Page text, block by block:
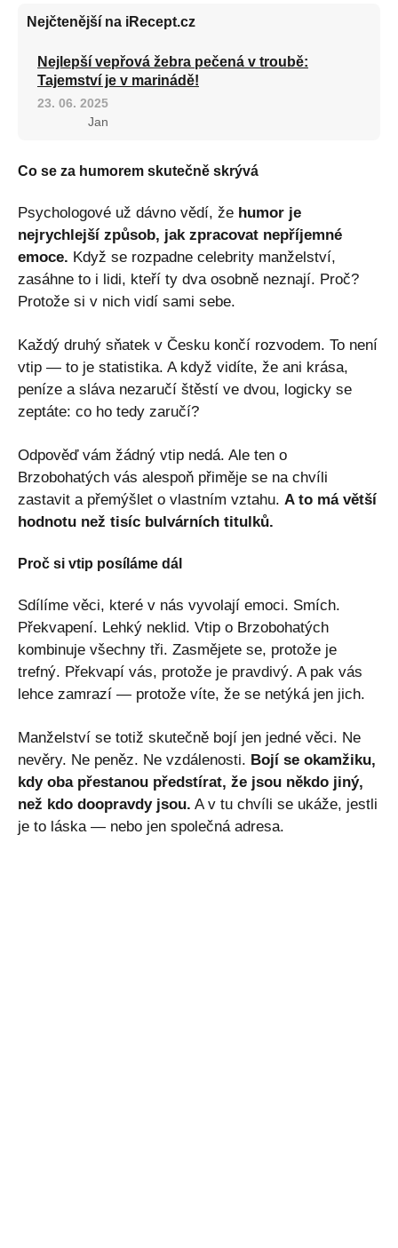
Nejčtenější na iRecept.cz
Nejlepší vepřová žebra pečená v troubě:
Tajemství je v marinádě!
23. 06. 2025
Jan
Co se za humorem skutečně skrývá
Psychologové už dávno vědí, že humor je
nejrychlejší způsob, jak zpracovat nepříjemné
emoce. Když se rozpadne celebrity manželství,
zasáhne to i lidi, kteří ty dva osobně neznají. Proč?
Protože si v nich vidí sami sebe.
Každý druhý sňatek v Česku končí rozvodem. To není
vtip — to je statistika. A když vidíte, že ani krása,
peníze a sláva nezaručí štěstí ve dvou, logicky se
zeptáte: co ho tedy zaručí?
Odpověď vám žádný vtip nedá. Ale ten o
Brzobohatých vás alespoň přiměje se na chvíli
zastavit a přemýšlet o vlastním vztahu. A to má větší
hodnotu než tisíc bulvárních titulků.
Proč si vtip posíláme dál
Sdílíme věci, které v nás vyvolají emoci. Smích.
Překvapení. Lehký neklid. Vtip o Brzobohatých
kombinuje všechny tři. Zasmějete se, protože je
trefný. Překvapí vás, protože je pravdivý. A pak vás
lehce zamrazí — protože víte, že se netýká jen jich.
Manželství se totiž skutečně bojí jen jedné věci. Ne
nevěry. Ne peněz. Ne vzdálenosti. Bojí se okamžiku,
kdy oba přestanou předstírat, že jsou někdo jiný,
než kdo doopravdy jsou. A v tu chvíli se ukáže, jestli
je to láska — nebo jen společná adresa.